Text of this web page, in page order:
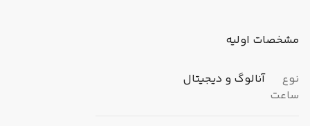
می کند، تایید و حمایت خواهند کرد. این
ایجاد نقوشی استفاده می‌کنند که
اقیانوس‌های زیبای جهان را به همراه
مشخصات اولیه
نوع
ساعت
آنالوگ و دیجیتال